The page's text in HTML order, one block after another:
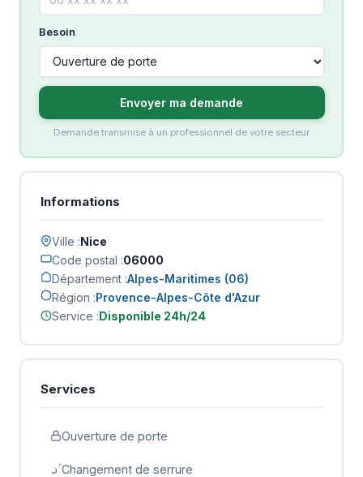
Besoin
Envoyer ma demande
Demande transmise à un professionnel de votre secteur
Informations
Ville :Nice
Code postal :06000
Département :Alpes-Maritimes (06)
Région :Provence-Alpes-Côte d'Azur
Service :Disponible 24h/24
Services
Ouverture de porte
Changement de serrure